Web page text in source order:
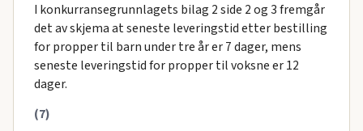
I konkurransegrunnlagets bilag 2 side 2 og 3 fremgår
det av skjema at seneste leveringstid etter bestilling
for propper til barn under tre år er 7 dager, mens
seneste leveringstid for propper til voksne er 12
dager.
(7)